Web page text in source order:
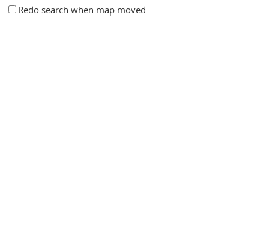
Redo search when map moved